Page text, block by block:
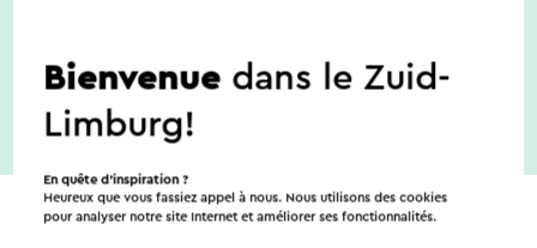
Bienvenuedans le Zuid-
Limburg!
En quête d’inspiration ?
Heureux que vous fassiez appel à nous. Nous utilisons des cookies
pour analyser notre site Internet et améliorer ses fonctionnalités.